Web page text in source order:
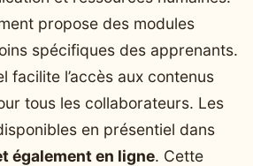
propose des modules
spécifiques des apprenants.
facilite l’accès aux contenus
tous les collaborateurs. Les
en présentiel dans
également en ligne. Cette